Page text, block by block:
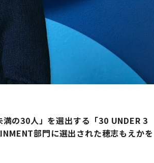
の30人」を選出する「30 UNDER 3
部門に選出された穂志もえかを